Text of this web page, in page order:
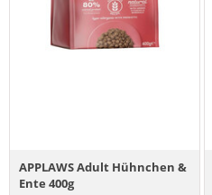
APPLAWS Adult Hühnchen &
Ente 400g